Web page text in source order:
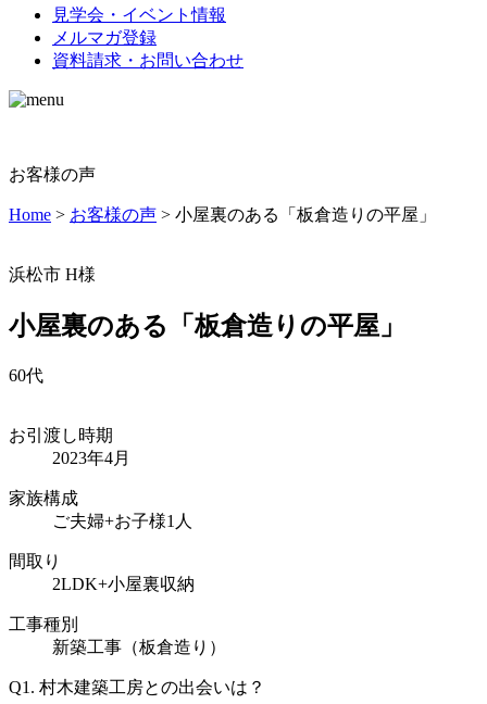
見学会・イベント情報
メルマガ登録
資料請求・お問い合わせ
お客様の声
Home > お客様の声 > 小屋裏のある「板倉造りの平屋」
浜松市 H様
小屋裏のある「板倉造りの平屋」
60代
お引渡し時期
2023年4月
家族構成
ご夫婦+お子様1人
間取り
2LDK+小屋裏収納
工事種別
新築工事（板倉造り）
Q1. 村木建築工房との出会いは？